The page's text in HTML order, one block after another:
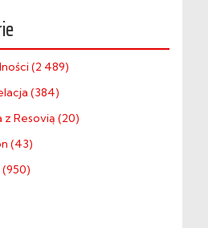
(2 489)
(384)
z Resovią (20)
(43)